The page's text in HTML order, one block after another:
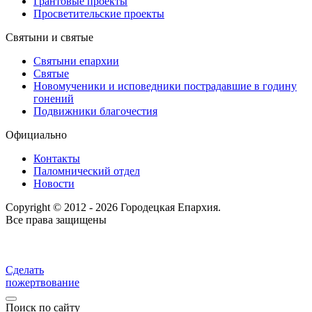
Просветительские проекты
Святыни и святые
Святыни епархии
Святые
Новомученики и исповедники пострадавшие в годину
гонений
Подвижники благочестия
Официально
Контакты
Паломнический отдел
Новости
Copyright © 2012 - 2026 Городецкая Епархия.
Все права защищены
Сделать
пожертвование
Поиск по сайту